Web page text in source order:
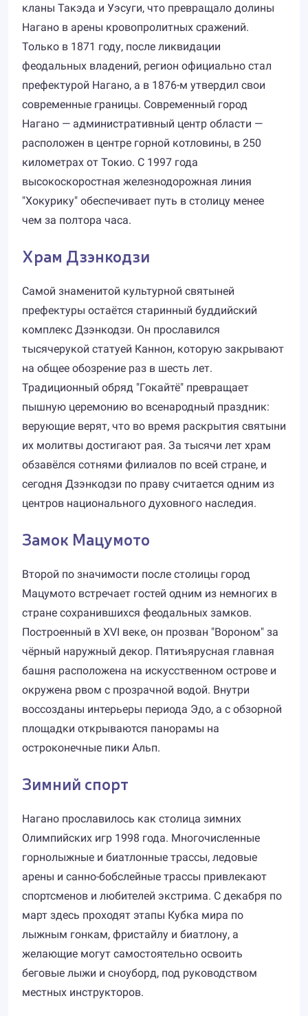
кланы Такэда и Уэсуги, что превращало долины
Нагано в арены кровопролитных сражений.
Только в 1871 году, после ликвидации
феодальных владений, регион официально стал
префектурой Нагано, а в 1876-м утвердил свои
современные границы. Современный город
Нагано — административный центр области —
расположен в центре горной котловины, в 250
километрах от Токио. С 1997 года
высокоскоростная железнодорожная линия
"Хокурику" обеспечивает путь в столицу менее
чем за полтора часа.
Храм Дзэнкодзи
Самой знаменитой культурной святыней
префектуры остаётся старинный буддийский
комплекс Дзэнкодзи. Он прославился
тысячерукой статуей Каннон, которую закрывают
на общее обозрение раз в шесть лет.
Традиционный обряд "Гокайтё" превращает
пышную церемонию во всенародный праздник:
верующие верят, что во время раскрытия святыни
их молитвы достигают рая. За тысячи лет храм
обзавёлся сотнями филиалов по всей стране, и
сегодня Дзэнкодзи по праву считается одним из
центров национального духовного наследия.
Замок Мацумото
Второй по значимости после столицы город
Мацумото встречает гостей одним из немногих в
стране сохранившихся феодальных замков.
Построенный в XVI веке, он прозван "Вороном" за
чёрный наружный декор. Пятиъярусная главная
башня расположена на искусственном острове и
окружена рвом с прозрачной водой. Внутри
воссозданы интерьеры периода Эдо, а с обзорной
площадки открываются панорамы на
остроконечные пики Альп.
Зимний спорт
Нагано прославилось как столица зимних
Олимпийских игр 1998 года. Многочисленные
горнолыжные и биатлонные трассы, ледовые
арены и санно-бобслейные трассы привлекают
спортсменов и любителей экстрима. С декабря по
март здесь проходят этапы Кубка мира по
лыжным гонкам, фристайлу и биатлону, а
желающие могут самостоятельно освоить
беговые лыжи и сноуборд, под руководством
местных инструкторов.